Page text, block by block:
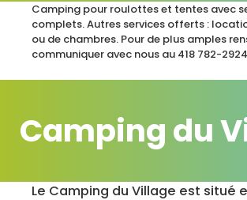
Camping pour roulottes et tentes avec
complets. Autres services offerts :
ou de chambres. Pour de plus amples
communiquer avec nous au 418 782-
Camping du
Le Camping du Village est situé